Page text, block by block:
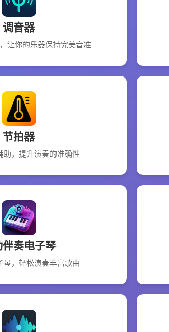
调音器
让你的乐器保持完美音准
节拍器
助，提升演奏的准确性
伴奏电子琴
琴，轻松演奏丰富歌曲